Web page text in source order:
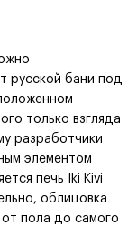
русской бани под
только взгляда
разработчики
элементом
печь Iki Kivi
облицовка
пола до самого